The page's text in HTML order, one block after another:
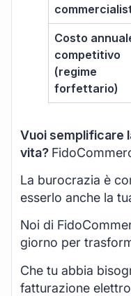
Costo
competitivo
(regime
forfettario)
Vuoi semplificare
vita?
La burocrazia è
esserlo anche la
Noi di
giorno per
Che tu abbia
fatturazione